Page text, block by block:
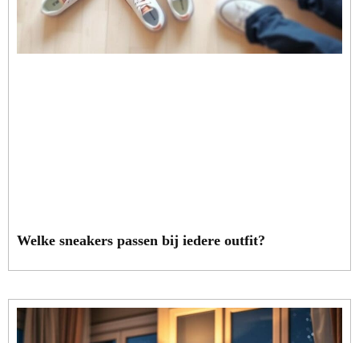
Welke sneakers passen bij iedere outfit?